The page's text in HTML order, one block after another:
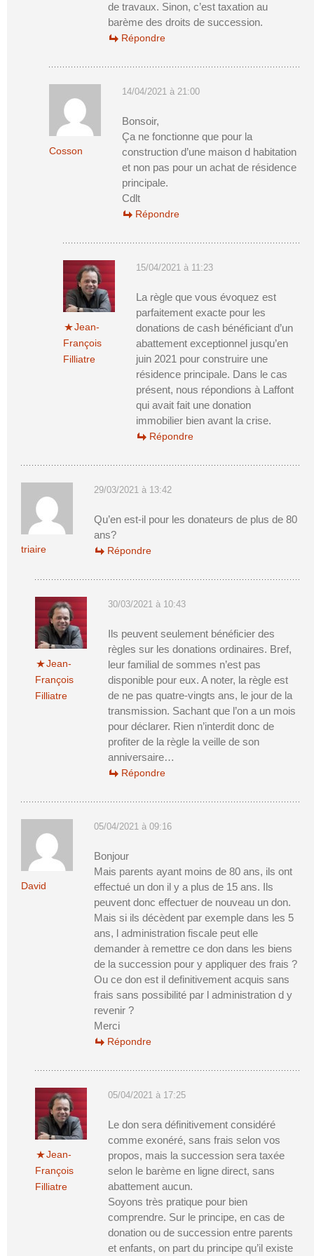
de travaux. Sinon, c’est taxation au
barème des droits de succession.
Répondre
Cosson
14/04/2021 à 21:00
Bonsoir,
Ça ne fonctionne que pour la
construction d’une maison d habitation
et non pas pour un achat de résidence
principale.
Cdlt
Répondre
Jean-
François
Filliatre
15/04/2021 à 11:23
La règle que vous évoquez est
parfaitement exacte pour les
donations de cash bénéficiant d’un
abattement exceptionnel jusqu’en
juin 2021 pour construire une
résidence principale. Dans le cas
présent, nous répondions à Laffont
qui avait fait une donation
immobilier bien avant la crise.
Répondre
triaire
29/03/2021 à 13:42
Qu’en est-il pour les donateurs de plus de 80
ans?
Répondre
Jean-
François
Filliatre
30/03/2021 à 10:43
Ils peuvent seulement bénéficier des
règles sur les donations ordinaires. Bref,
leur familial de sommes n’est pas
disponible pour eux. A noter, la règle est
de ne pas quatre-vingts ans, le jour de la
transmission. Sachant que l’on a un mois
pour déclarer. Rien n’interdit donc de
profiter de la règle la veille de son
anniversaire…
Répondre
David
05/04/2021 à 09:16
Bonjour
Mais parents ayant moins de 80 ans, ils ont
effectué un don il y a plus de 15 ans. Ils
peuvent donc effectuer de nouveau un don.
Mais si ils décèdent par exemple dans les 5
ans, l administration fiscale peut elle
demander à remettre ce don dans les biens
de la succession pour y appliquer des frais ?
Ou ce don est il definitivement acquis sans
frais sans possibilité par l administration d y
revenir ?
Merci
Répondre
Jean-
François
Filliatre
05/04/2021 à 17:25
Le don sera définitivement considéré
comme exonéré, sans frais selon vos
propos, mais la succession sera taxée
selon le barème en ligne direct, sans
abattement aucun.
Soyons très pratique pour bien
comprendre. Sur le principe, en cas de
donation ou de succession entre parents
et enfants, on part du principe qu’il existe